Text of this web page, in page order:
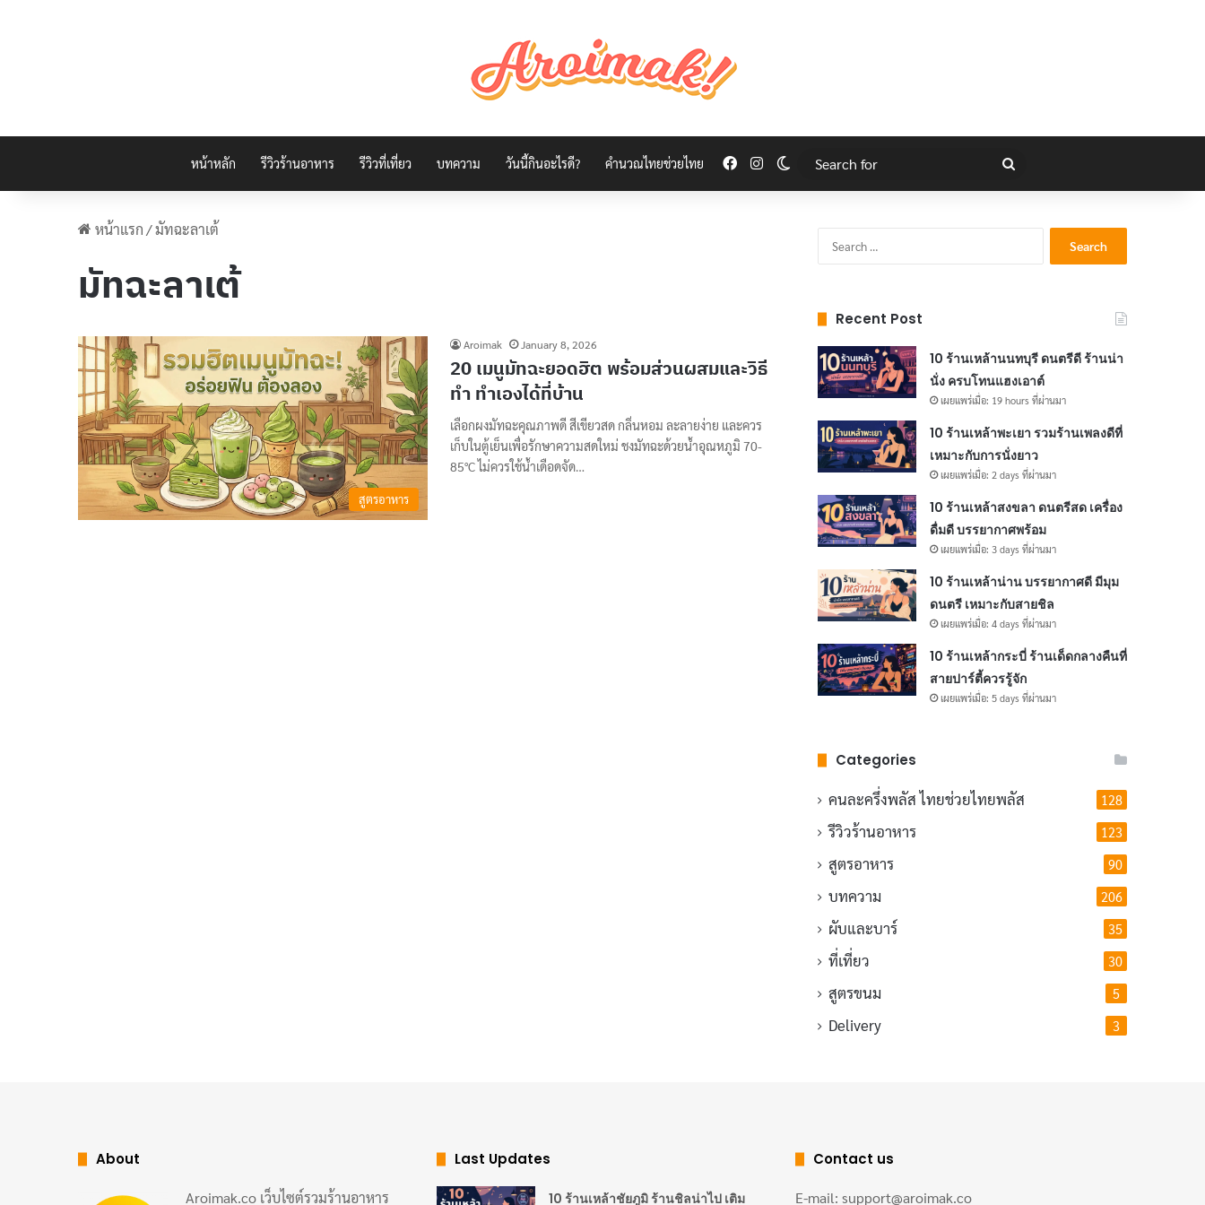
หน้าหลัก รีวิวร้านอาหาร รีวิวที่เที่ยว บทความ วันนี้กินอะไรดี? คำนวณไทยช่วยไทย FacebookInstagramSwitch skin
for
หน้าแรก /มัทฉะลาเต้
มัทฉะลาเต้
สูตรอาหาร
Aroimak January 8, 2026
20 เมนูมัทฉะยอดฮิต พร้อมส่วนผสมและวิธี
ทำ ทำเองได้ที่บ้าน
เลือกผงมัทฉะคุณภาพดี สีเขียวสด กลิ่นหอม ละลายง่าย และควร
เก็บในตู้เย็นเพื่อรักษาความสดใหม่ ชงมัทฉะด้วยน้ำอุณหภูมิ 70-
85°C ไม่ควรใช้น้ำเดือดจัด…
Search
for:
Recent Post
10 ร้านเหล้านนทบุรี ดนตรีดี ร้านน่า
นั่ง ครบโทนแฮงเอาต์
เผยแพร่เมื่อ: 19 hours ที่ผ่านมา
10 ร้านเหล้าพะเยา รวมร้านเพลงดีที่
เหมาะกับการนั่งยาว
เผยแพร่เมื่อ: 2 days ที่ผ่านมา
10 ร้านเหล้าสงขลา ดนตรีสด เครื่อง
ดื่มดี บรรยากาศพร้อม
เผยแพร่เมื่อ: 3 days ที่ผ่านมา
10 ร้านเหล้าน่าน บรรยากาศดี มีมุม
ดนตรี เหมาะกับสายชิล
เผยแพร่เมื่อ: 4 days ที่ผ่านมา
10 ร้านเหล้ากระบี่ ร้านเด็ดกลางคืนที่
สายปาร์ตี้ควรรู้จัก
เผยแพร่เมื่อ: 5 days ที่ผ่านมา
Categories
คนละครึ่งพลัสไทยช่วยไทยพลัส 128
รีวิวร้านอาหาร 123
สูตรอาหาร 90
บทความ 206
ผับและบาร์ 35
ที่เที่ยว 30
สูตรขนม 5
Delivery 3
About
Aroimak.co เว็บไซต์รวมร้านอาหาร
Last Updates
10 ร้านเหล้าชัยภูมิ ร้านชิลน่าไป เติม
Contact us
E-mail: support@aroimak.co